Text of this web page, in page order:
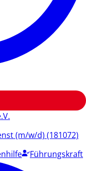
(m/w/d) (181072)
Führungskraft